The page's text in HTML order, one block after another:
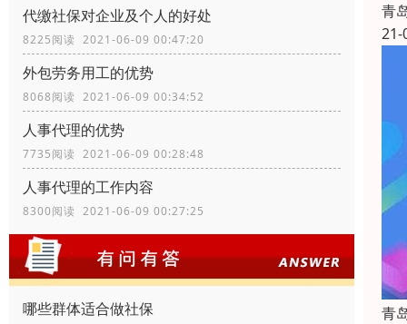
代缴社保对企业及个人的好处
8225阅读 2021-06-09 00:47:20
外包劳务用工的优势
8068阅读 2021-06-09 00:34:52
人事代理的优势
7735阅读 2021-06-09 00:28:48
人事代理的工作内容
8300阅读 2021-06-09 00:27:25
哪些群体适合做社保
青
21-
青